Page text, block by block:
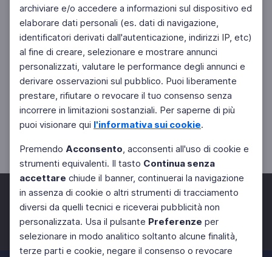
archiviare e/o accedere a informazioni sul dispositivo ed
elaborare dati personali (es. dati di navigazione,
identificatori derivati dall'autenticazione, indirizzi IP, etc)
al fine di creare, selezionare e mostrare annunci
personalizzati, valutare le performance degli annunci e
derivare osservazioni sul pubblico. Puoi liberamente
prestare, rifiutare o revocare il tuo consenso senza
incorrere in limitazioni sostanziali. Per saperne di più
puoi visionare qui l'informativa sui cookie.
Premendo Acconsento, acconsenti all'uso di cookie e
strumenti equivalenti. Il tasto Continua senza
accettare chiude il banner, continuerai la navigazione
in assenza di cookie o altri strumenti di tracciamento
diversi da quelli tecnici e riceverai pubblicità non
personalizzata. Usa il pulsante Preferenze per
selezionare in modo analitico soltanto alcune finalità,
terze parti e cookie, negare il consenso o revocare
Facebook Twitter Instagram